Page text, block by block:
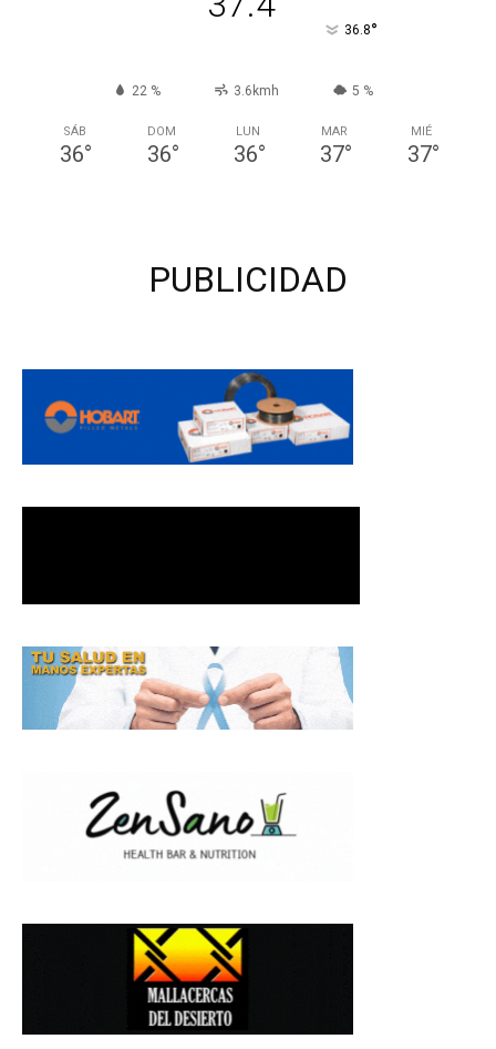
36.8°
22 % 3.6kmh 5 %
SÁB
36°
DOM
36°
LUN
36°
MAR
37°
MIÉ
37°
PUBLICIDAD